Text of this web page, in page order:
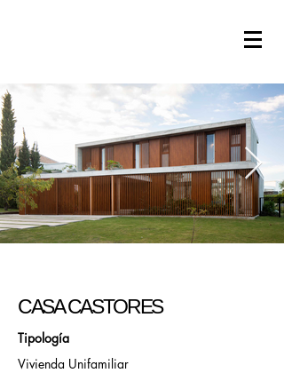
CASA CASTORES
Tipología
Vivienda Unifamiliar